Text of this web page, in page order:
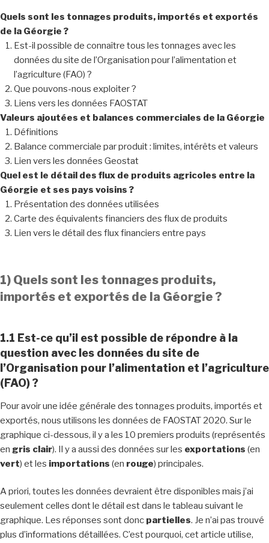
Quels sont les tonnages produits, importés et exportés
de la Géorgie ?
Est-il possible de connaître tous les tonnages avec les
données du site de l’Organisation pour l’alimentation et
l’agriculture (FAO) ?
Que pouvons-nous exploiter ?
Liens vers les données FAOSTAT
Valeurs ajoutées et balances commerciales de la Géorgie
Définitions
Balance commerciale par produit : limites, intérêts et valeurs
Lien vers les données Geostat
Quel est le détail des flux de produits agricoles entre la
Géorgie et ses pays voisins ?
Présentation des données utilisées
Carte des équivalents financiers des flux de produits
Lien vers le détail des flux financiers entre pays
1) Quels sont les tonnages produits,
importés et exportés de la Géorgie ?
1.1 Est-ce qu’il est possible de répondre à la
question avec les données du site de
l’Organisation pour l’alimentation et l’agriculture
(FAO) ?
Pour avoir une idée générale des tonnages produits, importés et
exportés, nous utilisons les données de FAOSTAT 2020. Sur le
graphique ci-dessous, il y a les 10 premiers produits (représentés
en gris clair). Il y a aussi des données sur les exportations (en
vert) et les importations (en rouge) principales.
A priori, toutes les données devraient être disponibles mais j’ai
seulement celles dont le détail est dans le tableau suivant le
graphique. Les réponses sont donc partielles. Je n’ai pas trouvé
plus d’informations détaillées. C’est pourquoi, cet article utilise,